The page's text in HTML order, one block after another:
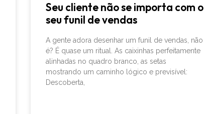
Seu cliente não se importa com o
seu funil de vendas
A gente adora desenhar um funil de vendas, não
é? É quase um ritual. As caixinhas perfeitamente
alinhadas no quadro branco, as setas
mostrando um caminho lógico e previsível:
Descoberta,